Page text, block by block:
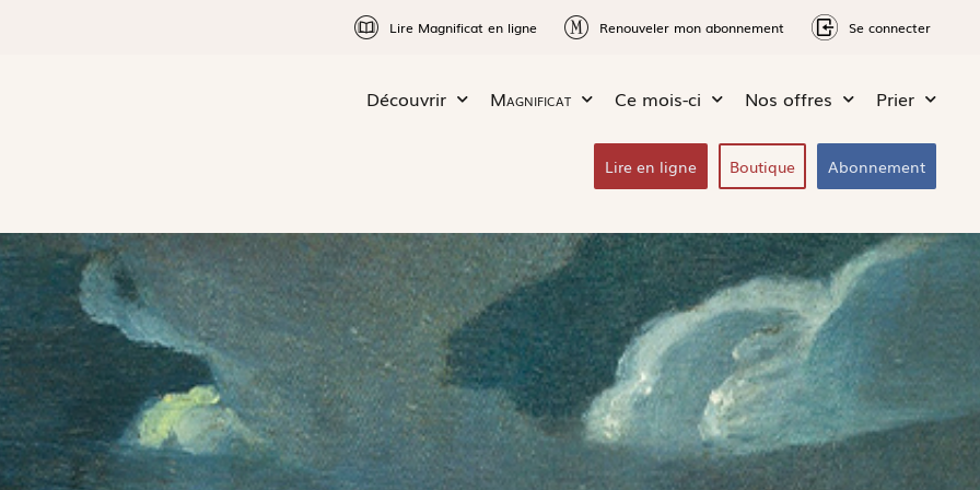
Lire Magnificat en ligne Renouveler mon abonnement Se connecter
Découvrir Magnificat Ce mois-ci Nos offres Prier
Lire en ligne Boutique Abonnement